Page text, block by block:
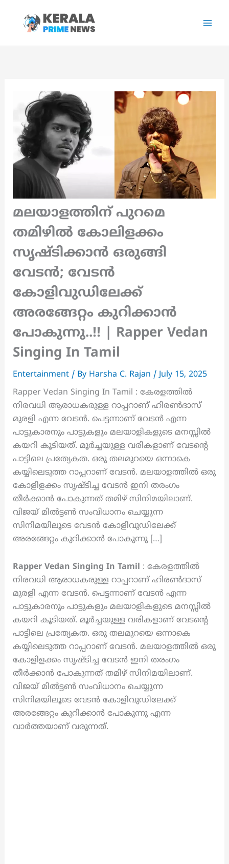
content
മലയാളത്തിന് പുറമെ
തമിഴിൽ കോലിളക്കം
സൃഷ്ടിക്കാൻ ഒരുങ്ങി
വേടൻ; വേടൻ
കോളിവുഡിലേക്ക്
അരങ്ങേറ്റം കുറിക്കാൻ
പോകുന്നു..!! | Rapper Vedan
Singing In Tamil
Entertainment/ By Harsha C. Rajan /July 15, 2025
Rapper Vedan Singing In Tamil : കേരളത്തിൽ
നിരവധി ആരാധകരുള്ള റാപ്പറാണ് ഹിരൺദാസ്
മുരളി എന്ന വേടൻ. പെട്ടന്നാണ് വേടൻ എന്ന
പാട്ടുകാരനും പാട്ടുകളും മലയാളികളുടെ മനസ്സിൽ
കയറി കൂടിയത്. മൂർച്ചയുള്ള വരികളാണ് വേടന്റെ
പാട്ടിലെ പ്രത്യേകത. ഒരു തലമുറയെ ഒന്നാകെ
കയ്യിലെടുത്ത റാപ്പറാണ് വേടൻ. മലയാളത്തിൽ ഒരു
കോളിളക്കം സൃഷ്‌ടിച്ച വേടൻ ഇനി തരംഗം
തീർക്കാൻ പോകുന്നത് തമിഴ് സിനിമയിലാണ്.
വിജയ് മിൽട്ടൺ സംവിധാനം ചെയ്യുന്ന
സിനിമയിലൂടെ വേടൻ കോളിവുഡിലേക്ക്
അരങ്ങേറ്റം കുറിക്കാൻ പോകുന്നു […]
Rapper Vedan Singing In Tamil : കേരളത്തിൽ
നിരവധി ആരാധകരുള്ള റാപ്പറാണ് ഹിരൺദാസ്
മുരളി എന്ന വേടൻ. പെട്ടന്നാണ് വേടൻ എന്ന
പാട്ടുകാരനും പാട്ടുകളും മലയാളികളുടെ മനസ്സിൽ
കയറി കൂടിയത്. മൂർച്ചയുള്ള വരികളാണ് വേടന്റെ
പാട്ടിലെ പ്രത്യേകത. ഒരു തലമുറയെ ഒന്നാകെ
കയ്യിലെടുത്ത റാപ്പറാണ് വേടൻ. മലയാളത്തിൽ ഒരു
കോളിളക്കം സൃഷ്‌ടിച്ച വേടൻ ഇനി തരംഗം
തീർക്കാൻ പോകുന്നത് തമിഴ് സിനിമയിലാണ്.
വിജയ് മിൽട്ടൺ സംവിധാനം ചെയ്യുന്ന
സിനിമയിലൂടെ വേടൻ കോളിവുഡിലേക്ക്
അരങ്ങേറ്റം കുറിക്കാൻ പോകുന്നു എന്ന
വാർത്തയാണ് വരുന്നത്.